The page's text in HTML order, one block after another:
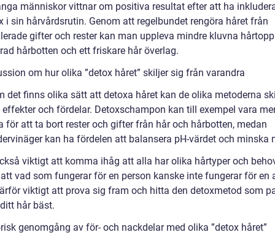
människor vittnar om positiva resultat efter att ha
i sin hårvårdsrutin. Genom att regelbundet rengöra håret från
gifter och rester kan man uppleva mindre kluvna
hårbotten och ett friskare hår överlag.
om hur olika ”detox håret” skiljer sig från varandra
det finns olika sätt att detoxa håret kan de olika metoderna
och fördelar. Detoxschampon kan till exempel vara
för att ta bort rester och gifter från hår och hårbotten, medan
kan ha fördelen att balansera pH-värdet och minska
viktigt att komma ihåg att alla har olika hårtyper och
vad som fungerar för en person kanske inte fungerar för en
viktigt att prova sig fram och hitta den detoxmetod som
hår bäst.
genomgång av för- och nackdelar med olika ”detox håret”